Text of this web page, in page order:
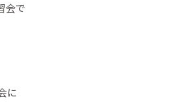
会で
に